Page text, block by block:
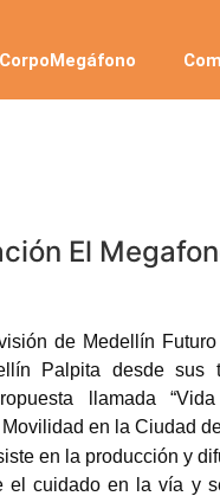
CorpoMegáfono
El
de Medellín
Palpita desde
llamada
en la Ciudad
en la producción y
el cuidado en la vía y